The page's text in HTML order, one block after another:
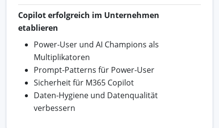
Copilot erfolgreich im Unternehmen
etablieren
Power-User und AI Champions als
Multiplikatoren
Prompt-Patterns für Power-User
Sicherheit für M365 Copilot
Daten-Hygiene und Datenqualität
verbessern